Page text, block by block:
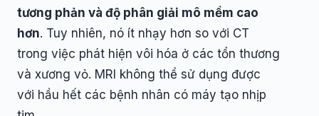
tương phản và độ phân giải mô mềm cao
hơn. Tuy nhiên, nó ít nhạy hơn so với CT
trong việc phát hiện vôi hóa ở các tổn thương
và xương vỏ. MRI không thể sử dụng được
với hầu hết các bệnh nhân có máy tạo nhịp